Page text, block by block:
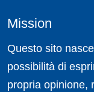
Mission
Questo sito
possibilità di
propria opinione,